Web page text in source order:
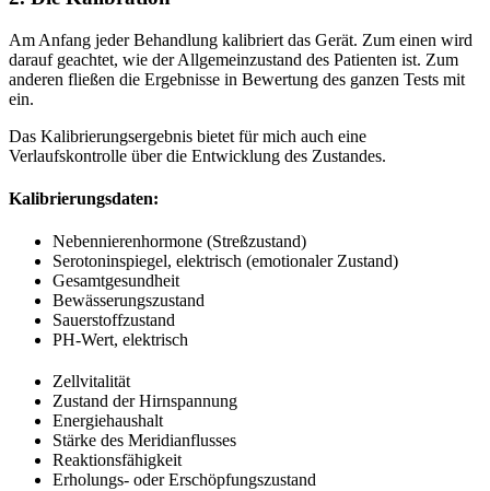
Am Anfang jeder Behandlung kalibriert das Gerät. Zum einen wird
darauf geachtet, wie der Allgemeinzustand des Patienten ist. Zum
anderen fließen die Ergebnisse in Bewertung des ganzen Tests mit
ein.
Das Kalibrierungsergebnis bietet für mich auch eine
Verlaufskontrolle über die Entwicklung des Zustandes.
Kalibrierungsdaten:
Nebennierenhormone (Streßzustand)
Serotoninspiegel, elektrisch (emotionaler Zustand)
Gesamtgesundheit
Bewässerungszustand
Sauerstoffzustand
PH-Wert, elektrisch
Zellvitalität
Zustand der Hirnspannung
Energiehaushalt
Stärke des Meridianflusses
Reaktionsfähigkeit
Erholungs- oder Erschöpfungszustand